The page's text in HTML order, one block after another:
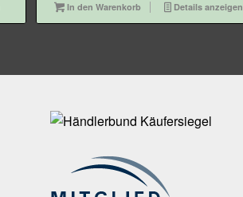
In den Warenkorb Details anzeigen